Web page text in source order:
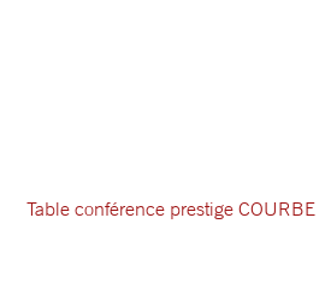
Table conférence prestige COURBE